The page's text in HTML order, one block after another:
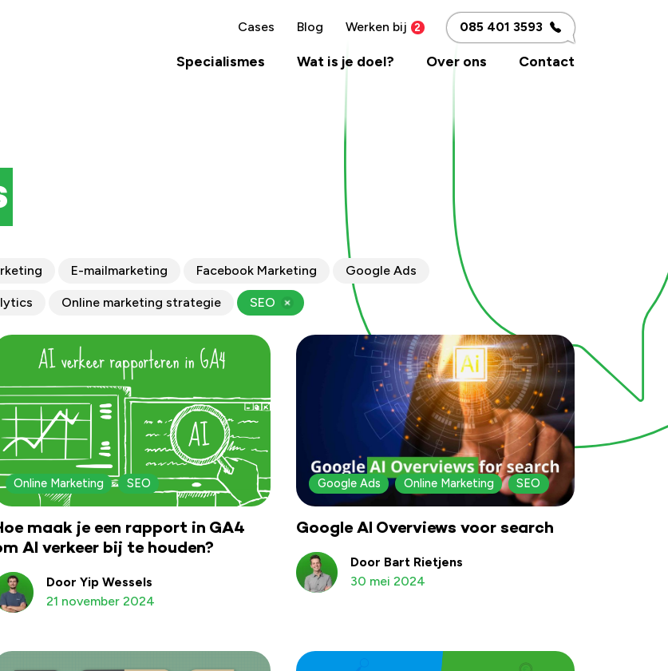
Cases Blog Werken bij 085 401 3593
Specialismes Wat is je doel? Over ons Contact
E-mailmarketing Facebook Marketing Google Ads
Online marketing strategie SEO
Online Marketing SEO
maak je een rapport in GA4
AI verkeer bij te houden?
Door Yip Wessels
21 november 2024
Google Ads Online Marketing SEO
Google AI Overviews voor search
Door Bart Rietjens
30 mei 2024